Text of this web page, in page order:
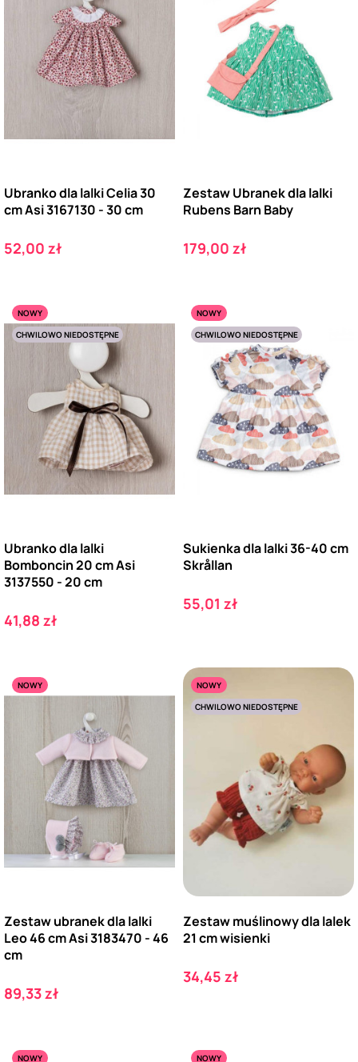
Ubranko dla lalki Celia 30
cm Asi 3167130 - 30 cm
Cena
52,00 zł
Zestaw Ubranek dla lalki
Rubens Barn Baby
Cena
179,00 zł
NOWY
CHWILOWO NIEDOSTĘPNE
Ubranko dla lalki
Bomboncin 20 cm Asi
3137550 - 20 cm
Cena
41,88 zł
NOWY
CHWILOWO NIEDOSTĘPNE
Sukienka dla lalki 36-40 cm
Skrållan
Cena
55,01 zł
NOWY
Zestaw ubranek dla lalki
Leo 46 cm Asi 3183470 - 46
cm
Cena
89,33 zł
NOWY
CHWILOWO NIEDOSTĘPNE
Zestaw muślinowy dla lalek
21 cm wisienki
Cena
34,45 zł
NOWY NOWY